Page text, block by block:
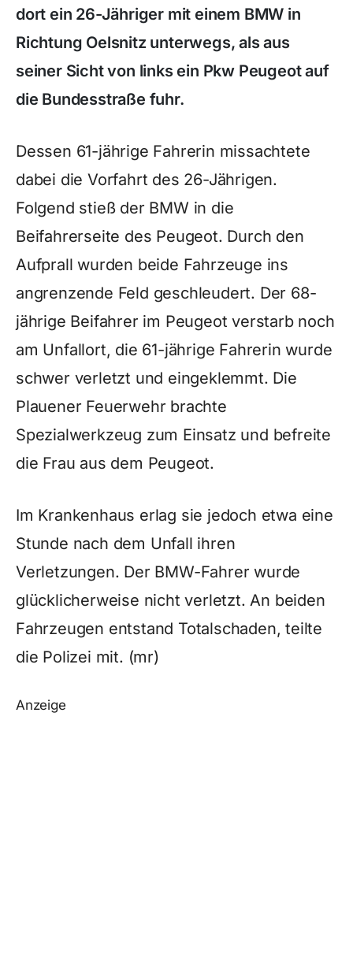
dort ein 26-Jähriger mit einem BMW in
Richtung Oelsnitz unterwegs, als aus
seiner Sicht von links ein Pkw Peugeot auf
die Bundesstraße fuhr.
Dessen 61-jährige Fahrerin missachtete
dabei die Vorfahrt des 26-Jährigen.
Folgend stieß der BMW in die
Beifahrerseite des Peugeot. Durch den
Aufprall wurden beide Fahrzeuge ins
angrenzende Feld geschleudert. Der 68-
jährige Beifahrer im Peugeot verstarb noch
am Unfallort, die 61-jährige Fahrerin wurde
schwer verletzt und eingeklemmt. Die
Plauener Feuerwehr brachte
Spezialwerkzeug zum Einsatz und befreite
die Frau aus dem Peugeot.
Im Krankenhaus erlag sie jedoch etwa eine
Stunde nach dem Unfall ihren
Verletzungen. Der BMW-Fahrer wurde
glücklicherweise nicht verletzt. An beiden
Fahrzeugen entstand Totalschaden, teilte
die Polizei mit. (mr)
Anzeige